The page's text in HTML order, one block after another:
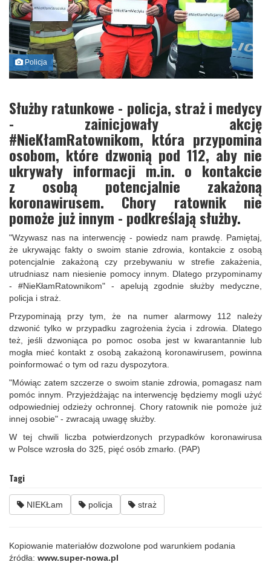
Policja
Służby ratunkowe - policja, straż i medycy
- zainicjowały akcję
#NieKłamRatownikom, która przypomina
osobom, które dzwonią pod 112, aby nie
ukrywały informacji m.in. o kontakcie
z osobą potencjalnie zakażoną
koronawirusem. Chory ratownik nie
pomoże już innym - podkreślają służby.
"Wzywasz nas na interwencję - powiedz nam prawdę. Pamiętaj,
że ukrywając fakty o swoim stanie zdrowia, kontakcie z osobą
potencjalnie zakażoną czy przebywaniu w strefie zakażenia,
utrudniasz nam niesienie pomocy innym. Dlatego przypominamy
- #NieKłamRatownikom" - apelują zgodnie służby medyczne,
policja i straż.
Przypominają przy tym, że na numer alarmowy 112 należy
dzwonić tylko w przypadku zagrożenia życia i zdrowia. Dlatego
też, jeśli dzwoniąca po pomoc osoba jest w kwarantannie lub
mogła mieć kontakt z osobą zakażoną koronawirusem, powinna
poinformować o tym od razu dyspozytora.
"Mówiąc zatem szczerze o swoim stanie zdrowia, pomagasz nam
pomóc innym. Przyjeżdżając na interwencję będziemy mogli użyć
odpowiedniej odzieży ochronnej. Chory ratownik nie pomoże już
innej osobie" - zwracają uwagę służby.
W tej chwili liczba potwierdzonych przypadków koronawirusa
w Polsce wzrosła do 325, pięć osób zmarło. (PAP)
Tagi
NIEKŁam policja straż
Kopiowanie materiałów dozwolone pod warunkiem podania
źródła: www.super-nowa.pl